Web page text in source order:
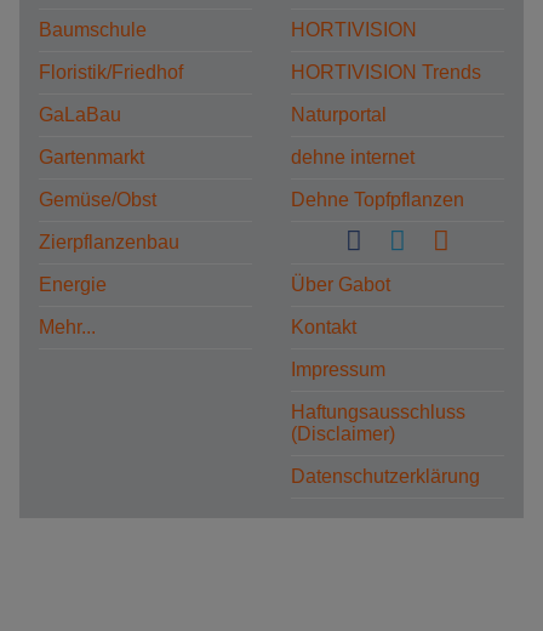
Baumschule
Floristik/Friedhof
GaLaBau
Gartenmarkt
Gemüse/Obst
Zierpflanzenbau
Energie
Mehr...
HORTIVISION
HORTIVISION Trends
Naturportal
dehne internet
Dehne Topfpflanzen
Über Gabot
Kontakt
Impressum
Haftungsausschluss
(Disclaimer)
Datenschutzerklärung